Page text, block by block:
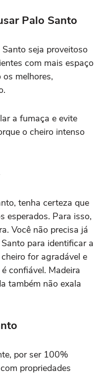
Palo Santo
seja proveitoso
com mais espaço
melhores,
a fumaça e evite
o cheiro intenso
tenha certeza que
esperados. Para isso,
Você não precisa já
para identificar a
for agradável e
confiável. Madeira
também não exala
por ser 100%
propriedades